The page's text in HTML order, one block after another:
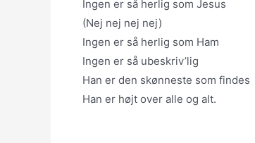
Ingen er så herlig som Jesus
(Nej nej nej nej)
Ingen er så herlig som Ham
Ingen er så ubeskriv’lig
Han er den skønneste som findes
Han er højt over alle og alt.